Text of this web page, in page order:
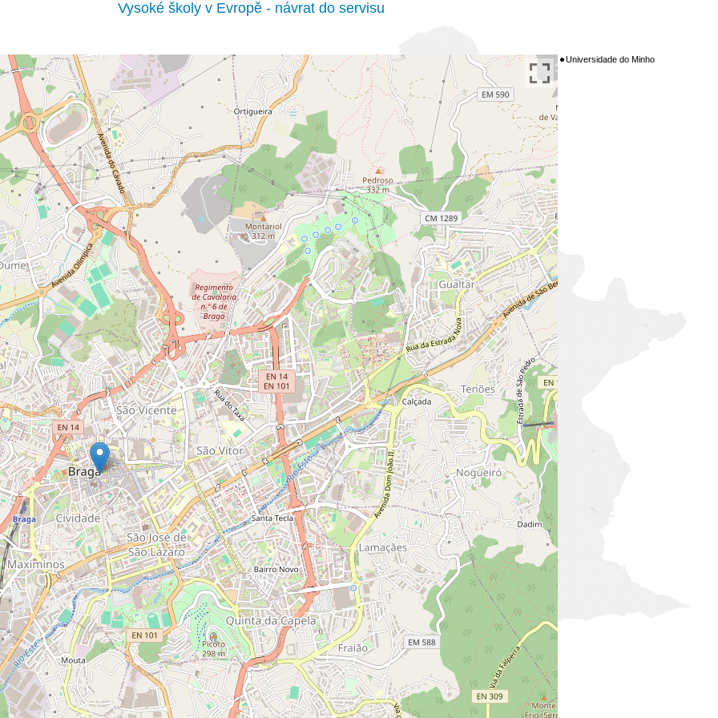
Vysoké školy v Evropě - návrat do servisu
Universidade do Minho